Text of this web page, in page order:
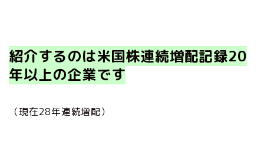
紹介するのは米国株連続増配記録20
年以上の企業です
（現在28年連続増配）